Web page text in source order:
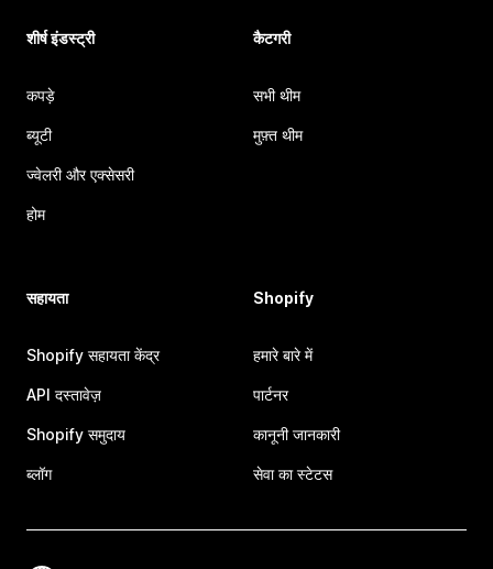
शीर्ष इंडस्ट्री
कपड़े
ब्यूटी
ज्वेलरी और एक्सेसरी
होम
कैटगरी
सभी थीम
मुफ़्त थीम
सहायता
Shopify सहायता केंद्र
API दस्तावेज़
Shopify समुदाय
ब्लॉग
Shopify
हमारे बारे में
पार्टनर
कानूनी जानकारी
सेवा का स्टेटस